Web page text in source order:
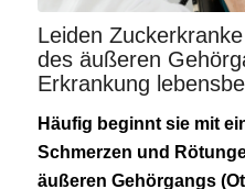
Leiden
des äußeren
Erkrankung
Häufig beginnt sie mit
Schmerzen und
äußeren Gehörgangs